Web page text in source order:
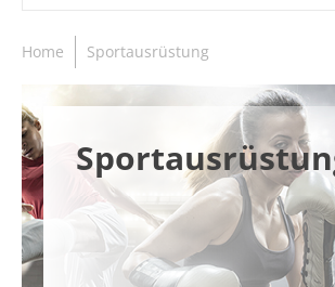
Home Sportausrüstung